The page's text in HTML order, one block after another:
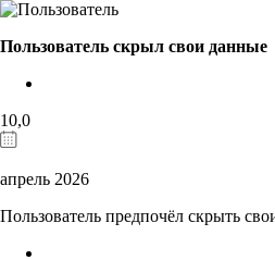
Пользователь скрыл свои данные
10,0
апрель 2026
Пользователь предпочёл скрыть